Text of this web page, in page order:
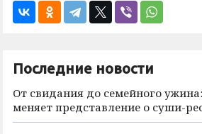
Последние новости
От свидания до семейного ужина:
меняет представление о суши-